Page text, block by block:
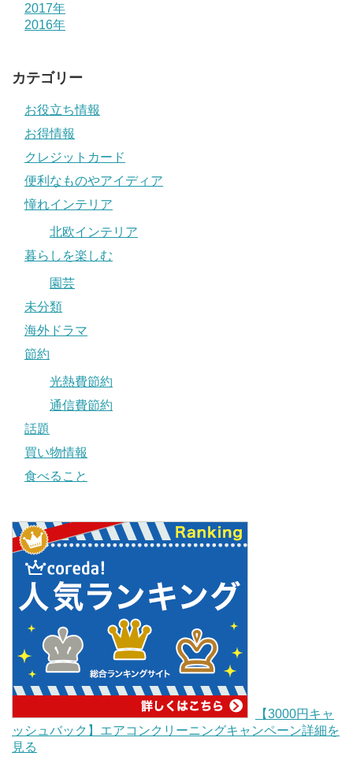
2017年
2016年
カテゴリー
お役立ち情報
お得情報
クレジットカード
便利なものやアイディア
憧れインテリア
北欧インテリア
暮らしを楽しむ
園芸
未分類
海外ドラマ
節約
光熱費節約
通信費節約
話題
買い物情報
食べること
【3000円キャ
ッシュバック】エアコンクリーニングキャンペーン詳細を
見る